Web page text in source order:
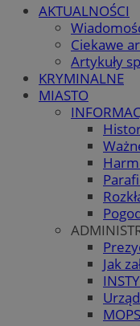
AKTUALNOŚCI
Ciekawe
Artykuły
KRYMINALNE
MIASTO
Jak
MOPS